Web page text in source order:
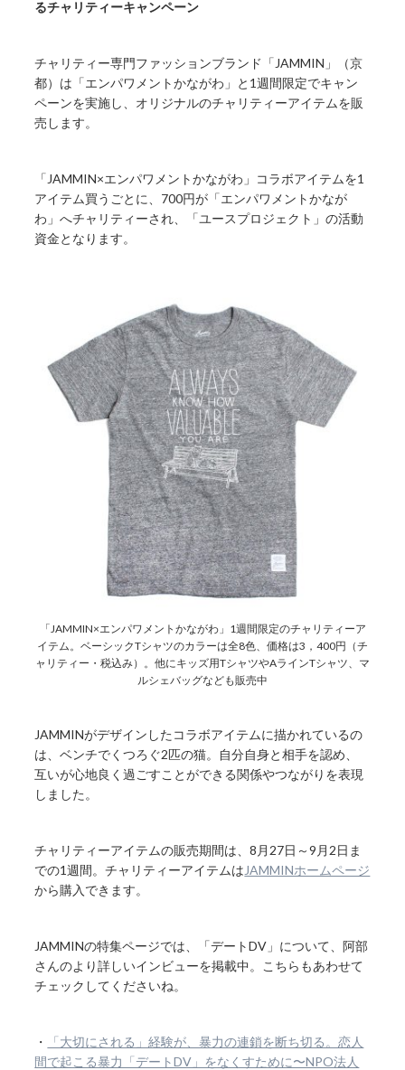
るチャリティーキャンペーン
チャリティー専門ファッションブランド「JAMMIN」（京
都）は「エンパワメントかながわ」と1週間限定でキャン
ペーンを実施し、オリジナルのチャリティーアイテムを販
売します。
「JAMMIN×エンパワメントかながわ」コラボアイテムを1
アイテム買うごとに、700円が「エンパワメントかなが
わ」へチャリティーされ、「ユースプロジェクト」の活動
資金となります。
「JAMMIN×エンパワメントかながわ」1週間限定のチャリティーア
イテム。ベーシックTシャツのカラーは全8色、価格は3，400円（チ
ャリティー・税込み）。他にキッズ用TシャツやAラインTシャツ、マ
ルシェバッグなども販売中
JAMMINがデザインしたコラボアイテムに描かれているの
は、ベンチでくつろぐ2匹の猫。自分自身と相手を認め、
互いが心地良く過ごすことができる関係やつながりを表現
しました。
チャリティーアイテムの販売期間は、8月27日～9月2日ま
での1週間。チャリティーアイテムは JAMMINホームページ
から購入できます。
JAMMINの特集ページでは、「デートDV」について、阿部
さんのより詳しいインビューを掲載中。こちらもあわせて
チェックしてくださいね。
・
「大切にされる」経験が、暴力の連鎖を断ち切る。恋人
間で起こる暴力「デートDV」をなくすために〜NPO法人